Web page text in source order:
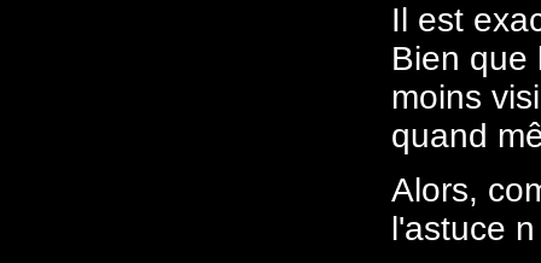
Il est
Bien que
moins
quand
Alors,
l'astuce